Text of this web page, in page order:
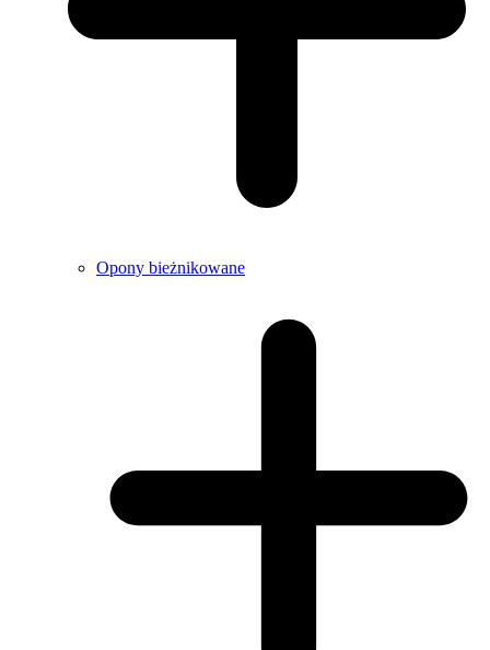
Opony bieżnikowane